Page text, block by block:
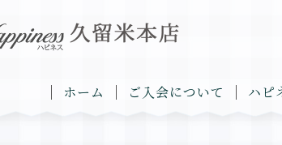
ホーム ご入会について ハピ